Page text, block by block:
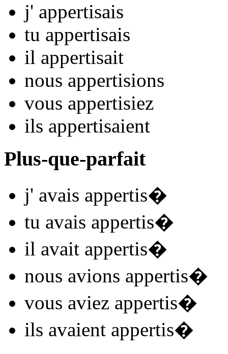
j' appertisais
tu appertisais
il appertisait
nous appertisions
vous appertisiez
ils appertisaient
Plus-que-parfait
j' avais appertis�
tu avais appertis�
il avait appertis�
nous avions appertis�
vous aviez appertis�
ils avaient appertis�